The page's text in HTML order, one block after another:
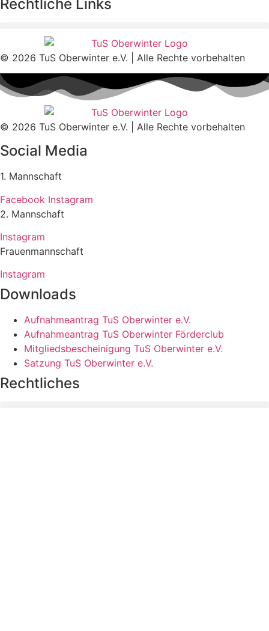
Rechtliche Links
© 2026 TuS Oberwinter e.V. | Alle Rechte vorbehalten
© 2026 TuS Oberwinter e.V. | Alle Rechte vorbehalten
Social Media
1. Mannschaft
Facebook Instagram
2. Mannschaft
Instagram
Frauenmannschaft
Instagram
Downloads
Aufnahmeantrag TuS Oberwinter e.V.
Aufnahmeantrag TuS Oberwinter Förderclub
Mitgliedsbescheinigung TuS Oberwinter e.V.
Satzung TuS Oberwinter e.V.
Rechtliches